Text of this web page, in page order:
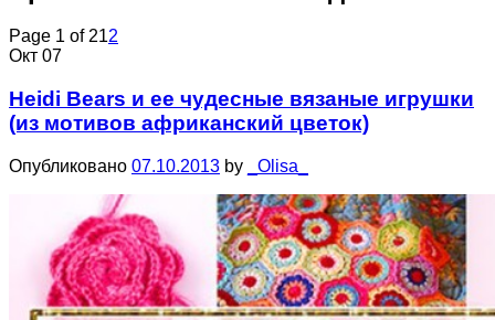
Page 1 of 212
Окт 07
Heidi Bears и ее чудесные вязаные игрушки
(из мотивов африканский цветок)
Опубликовано 07.10.2013 by _Olisa_